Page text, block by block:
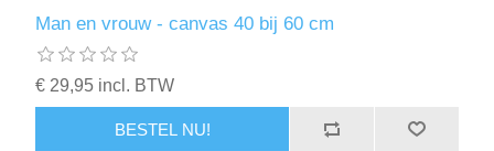
Man en vrouw - canvas 40 bij 60 cm
€ 29,95 incl. BTW
BESTEL NU!